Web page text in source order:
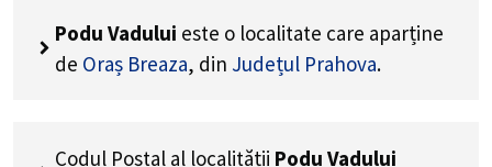
Podu Vadului este o localitate care aparține
de Oraș Breaza, din Județul Prahova.
Codul Poștal al localității Podu Vadului